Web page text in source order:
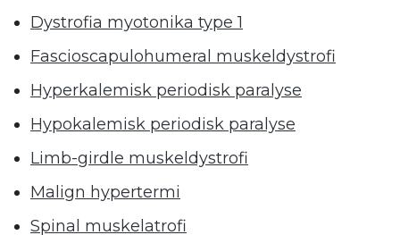
Dystrofia myotonika type 1
Fascioscapulohumeral muskeldystrofi
Hyperkalemisk periodisk paralyse
Hypokalemisk periodisk paralyse
Limb-girdle muskeldystrofi
Malign hypertermi
Spinal muskelatrofi